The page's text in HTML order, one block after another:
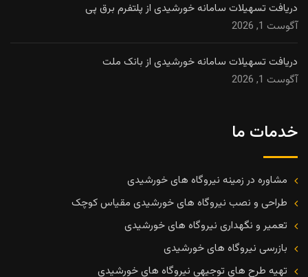
دریافت تسهیلات سامانه خورشیدی از پلتفرم برق پی
آگوست 1, 2026
دریافت تسهیلات سامانه خورشیدی از بانک ملت
آگوست 1, 2026
خدمات ما
مشاوره در زمینه نیروگاه های خورشیدی
طراحی و نصب نیروگاه های خورشیدی مقیاس کوچک
تعمیر و نگهداری نیروگاه های خورشیدی
بازرسی نیروگاه های خورشیدی
تهیه طرح های توجیهی نیروگاه های خورشیدی